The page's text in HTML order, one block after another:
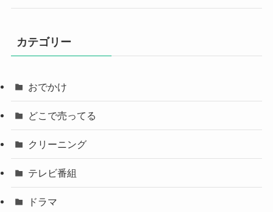
カテゴリー
おでかけ
どこで売ってる
クリーニング
テレビ番組
ドラマ